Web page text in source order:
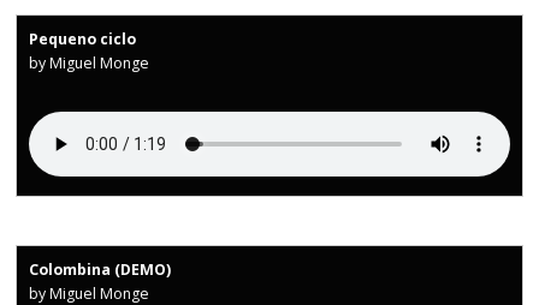
Pequeno ciclo
by Miguel Monge
Colombina (DEMO)
by Miguel Monge